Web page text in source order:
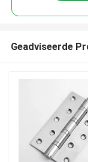
Geadviseerde